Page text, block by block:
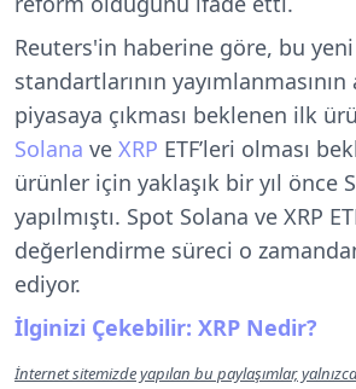
Reuters'in haberine göre, bu
standartlarının yayımlanmasının
piyasaya çıkması beklenen ilk
Solana ve XRP ETF’leri olması
ürünler için yaklaşık bir yıl önce
yapılmıştı. Spot Solana ve XRP
değerlendirme süreci o
ediyor.
İlginizi Çekebilir: XRP Nedir?
İnternet sitemizde yapılan bu paylaşımlar,